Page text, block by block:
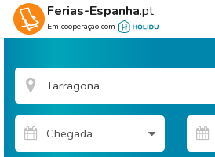
Ferias-Espanha.pt
Em cooperação com